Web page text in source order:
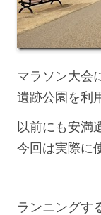
マラソン大会
遺跡公園を利
以前にも安満
今回は実際に
ランニングす